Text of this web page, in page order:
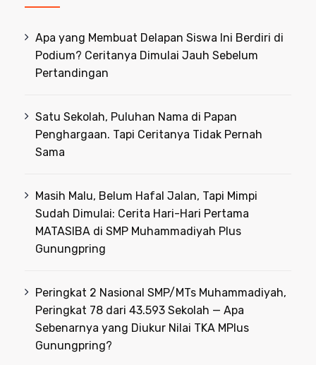
Apa yang Membuat Delapan Siswa Ini Berdiri di
Podium? Ceritanya Dimulai Jauh Sebelum
Pertandingan
Satu Sekolah, Puluhan Nama di Papan
Penghargaan. Tapi Ceritanya Tidak Pernah
Sama
Masih Malu, Belum Hafal Jalan, Tapi Mimpi
Sudah Dimulai: Cerita Hari-Hari Pertama
MATASIBA di SMP Muhammadiyah Plus
Gunungpring
Peringkat 2 Nasional SMP/MTs Muhammadiyah,
Peringkat 78 dari 43.593 Sekolah — Apa
Sebenarnya yang Diukur Nilai TKA MPlus
Gunungpring?